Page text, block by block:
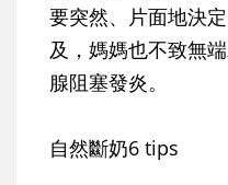
要突然、片面地決
及，媽媽也不致無
腺阻塞發炎。
自然斷奶6 tips